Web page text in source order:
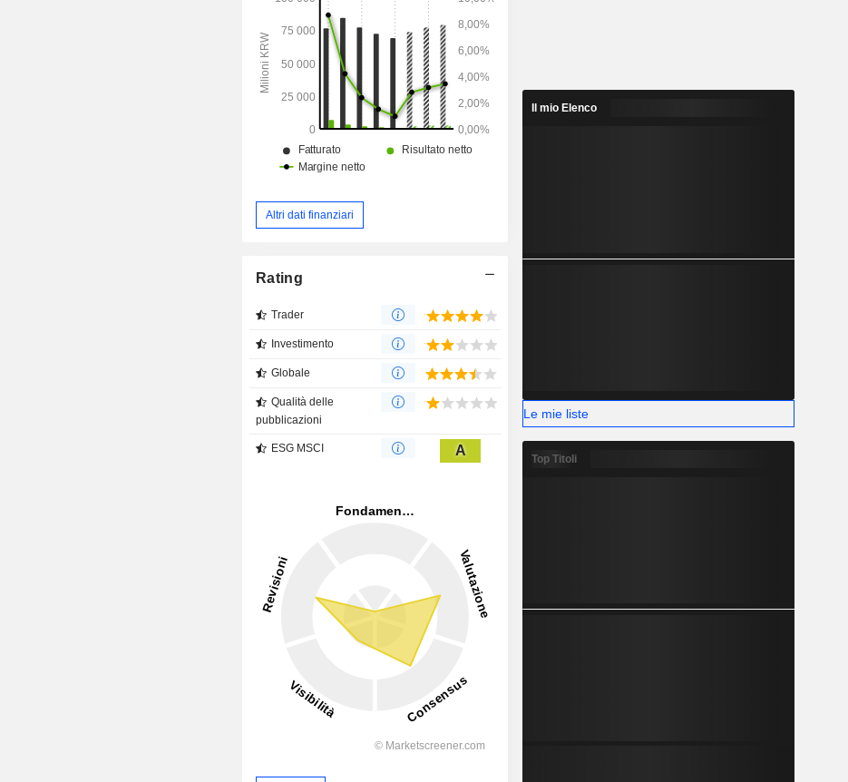
anodici e riciclaggio. Il segmento delle altre
attività si occupa della gestione di centrali
elettriche, di servizi relativi all'informazione e
alle comunicazioni, nonché di investimenti.
Altri dati finanziari
Rating
Trader
Investimento
Globale
Qualità delle
pubblicazioni
ESG MSCI A
Il mio Elenco
Le mie liste
Top Titoli